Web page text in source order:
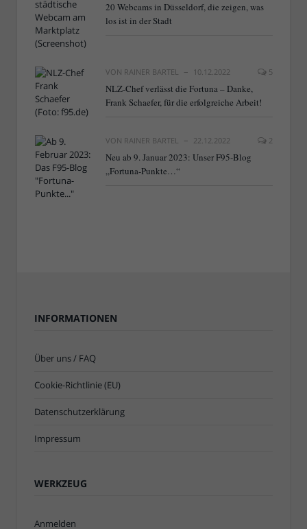
20 Webcams in Düsseldorf, die zeigen, was
los ist in der Stadt
VON RAINER BARTEL 10.12.2022 5
NLZ-Chef verlässt die Fortuna – Danke,
Frank Schaefer, für die erfolgreiche Arbeit!
VON RAINER BARTEL 22.12.2022 2
Neu ab 9. Januar 2023: Unser F95-Blog
„Fortuna-Punkte…“
INFORMATIONEN
Über uns / FAQ
Cookie-Richtlinie (EU)
Datenschutzerklärung
Impressum
WERKZEUG
Anmelden